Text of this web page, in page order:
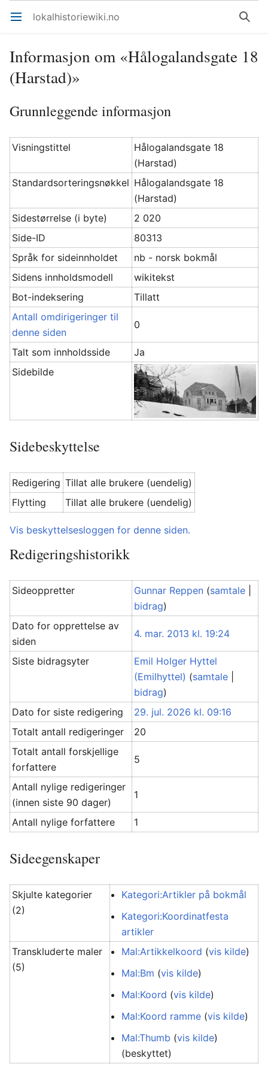
Åpne hovedmenyen lokalhistoriewiki.no Søk
Informasjon om «Hålogalandsgate 18
(Harstad)»
Grunnleggende informasjon
Visningstittel
Hålogalandsgate 18
(Harstad)
Standardsorteringsnøkkel Hålogalandsgate 18
(Harstad)
Sidestørrelse (i byte)
2 020
Side-ID
80313
Språk for sideinnholdet
nb - norsk bokmål
Sidens innholdsmodell
wikitekst
Bot-indeksering
Tillatt
Antall omdirigeringer til
denne siden
0
Talt som innholdsside
Ja
Sidebilde
Sidebeskyttelse
Redigering Tillat alle brukere (uendelig)
Flytting
Tillat alle brukere (uendelig)
Vis beskyttelsesloggen for denne siden.
Redigeringshistorikk
Sideoppretter Gunnar Reppen (samtale
bidrag)
Dato for opprettelse av
siden
4. mar. 2013 kl. 19:24
Siste bidragsyter
Emil Holger Hyttel
(Emilhyttel) (samtale
bidrag)
Dato for siste redigering
29. jul. 2026 kl. 09:16
Totalt antall redigeringer
20
Totalt antall forskjellige
forfattere
5
Antall nylige redigeringer
(innen siste 90 dager)
1
Antall nylige forfattere 1
Sideegenskaper
Skjulte kategorier
(2)
Kategori:Artikler på bokmål
Kategori:Koordinatfesta
artikler
Transkluderte maler
(5)
Mal:Artikkelkoord (vis kilde)
Mal:Bm (vis kilde)
Mal:Koord (vis kilde)
Mal:Koord ramme (vis kilde)
Mal:Thumb (vis kilde)
(beskyttet)